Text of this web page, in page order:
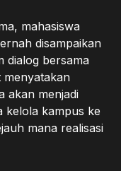
mahasiswa
disampaikan
dialog bersama
menyatakan
akan menjadi
kelola kampus ke
mana realisasi